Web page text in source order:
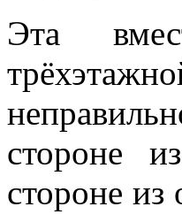
Эта
стороне
стороне